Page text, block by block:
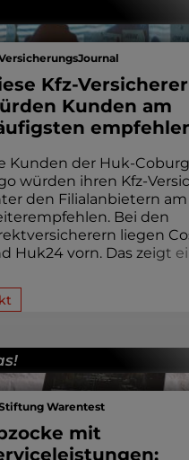
Kfz-Versicherer
Kunden am
Kunden der Huk-
würden ihren Kfz-
den Filialanbietern
Bei den
liegen
Huk24 vorn. Das zeigt ei
Warentest
mit